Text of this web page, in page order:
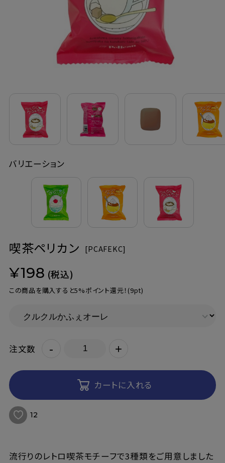
お問い合わせ
ご利用案内
よくあるご質問
会員登録でお得
NEWS一覧
利用規約
バリエーション
喫茶ペリカン [PCAFEKC]
¥198 (税込)
この商品を購入すると5%ポイント還元！ (9pt)
注文数 - +
カートに入れる
12
流行りのレトロ喫茶モチーフで3種類をご用意しました